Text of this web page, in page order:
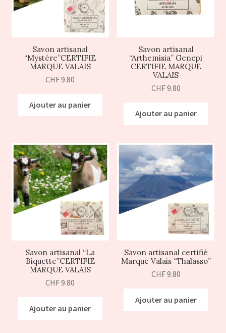
Savon artisanal
“Mystère”CERTIFIE
MARQUE VALAIS
CHF9.80
Ajouter au panier
Savon artisanal
“Arthemisia” Genepi
CERTIFIE MARQUE
VALAIS
CHF9.80
Ajouter au panier
Savon artisanal “La
Biquette”CERTIFIE
MARQUE VALAIS
CHF9.80
Ajouter au panier
Savon artisanal certifié
Marque Valais “Thalasso”
CHF9.80
Ajouter au panier